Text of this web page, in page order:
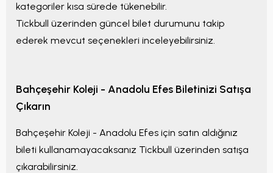
kategoriler kısa sürede tükenebilir.
Tickbull üzerinden güncel bilet durumunu takip
ederek mevcut seçenekleri inceleyebilirsiniz.
Bahçeşehir Koleji - Anadolu Efes Biletinizi Satışa
Çıkarın
Bahçeşehir Koleji - Anadolu Efes için satın aldığınız
bileti kullanamayacaksanız Tickbull üzerinden satışa
çıkarabilirsiniz.